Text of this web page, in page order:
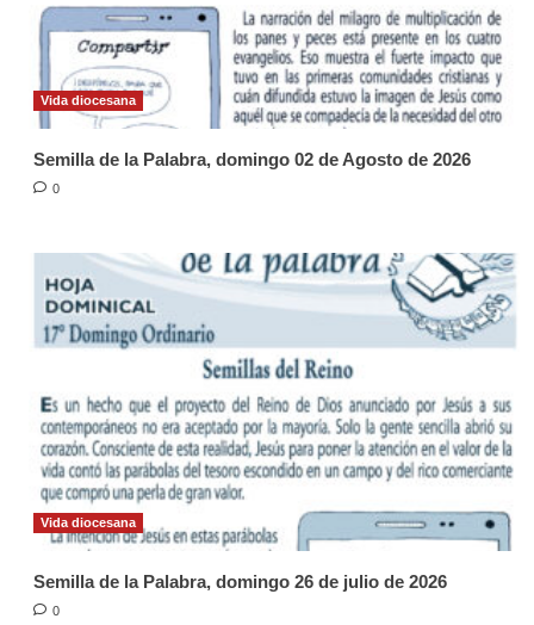
Vida diocesana
Semilla de la Palabra, domingo 02 de Agosto de 2026
0
Vida diocesana
Semilla de la Palabra, domingo 26 de julio de 2026
0